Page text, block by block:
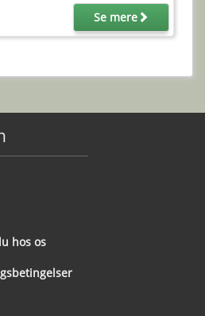
Se mere
hos os